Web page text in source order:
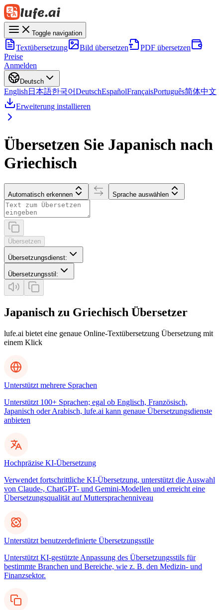
Toggle navigation
Textübersetzung Bild übersetzen
PDF übersetzen
Preise
Anmelden
Deutsch
English 日本語한국어DeutschEspañolFrançaisPortuguês简体中文
Erweiterung installieren
Übersetzen Sie Japanisch nach
Griechisch
Automatisch erkennen Sprache auswählen
Übersetzen
Übersetzungsdienst:
Übersetzungsstil :
Japanisch zu Griechisch Übersetzer
lufe.ai bietet eine genaue Online-Textübersetzung Übersetzung mit
einem Klick
Unterstützt mehrere Sprachen
Unterstützt 100+ Sprachen; egal ob Englisch, Französisch,
Japanisch oder Arabisch, lufe.ai kann genaue Übersetzungsdienste
anbieten
Hochpräzise KI-Übersetzung
Verwendet fortschrittliche KI-Übersetzung, unterstützt die Auswahl
von Claude-, ChatGPT- und Gemini-Modellen und erreicht eine
Übersetzungsqualität auf Muttersprachenniveau
Unterstützt benutzerdefinierte Übersetzungsstile
Unterstützt KI-gestützte Anpassung des Übersetzungsstils für
bestimmte Branchen und Bereiche, wie z. B. den Medizin- und
Finanzsektor.